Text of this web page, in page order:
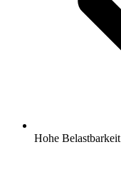
Hohe Belastbarkeit